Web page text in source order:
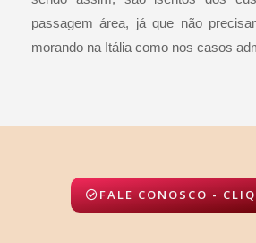
passagem área, já que não
morando na Itália como nos casos
FALE CONOSCO -